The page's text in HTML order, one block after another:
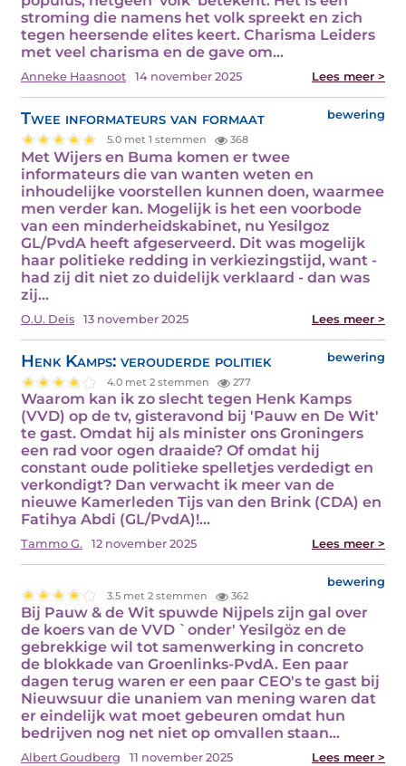
stroming die namens het volk spreekt en zich
tegen heersende elites keert. Charisma Leiders
met veel charisma en de gave om…
Anneke Haasnoot 14 november 2025 Lees meer >
Twee informateurs van formaat bewering
5.0 met 1 stemmen 368
Met Wijers en Buma komen er twee
informateurs die van wanten weten en
inhoudelijke voorstellen kunnen doen, waarmee
men verder kan. Mogelijk is het een voorbode
van een minderheidskabinet, nu Yesilgoz
GL/PvdA heeft afgeserveerd. Dit was mogelijk
haar politieke redding in verkiezingstijd, want -
had zij dit niet zo duidelijk verklaard - dan was
zij…
O.U. Deis 13 november 2025 Lees meer >
Henk Kamps: verouderde politiek bewering
4.0 met 2 stemmen 277
Waarom kan ik zo slecht tegen Henk Kamps
(VVD) op de tv, gisteravond bij 'Pauw en De Wit'
te gast. Omdat hij als minister ons Groningers
een rad voor ogen draaide? Of omdat hij
constant oude politieke spelletjes verdedigt en
verkondigt? Dan verwacht ik meer van de
nieuwe Kamerleden Tijs van den Brink (CDA) en
Fatihya Abdi (GL/PvdA)!…
Tammo G. 12 november 2025 Lees meer >
bewering
3.5 met 2 stemmen 362
Bij Pauw & de Wit spuwde Nijpels zijn gal over
de koers van de VVD `onder' Yesilgöz en de
gebrekkige wil tot samenwerking in concreto
de blokkade van Groenlinks-PvdA. Een paar
dagen terug waren er een paar CEO's te gast bij
Nieuwsuur die unaniem van mening waren dat
er eindelijk wat moet gebeuren omdat hun
bedrijven nog net niet op omvallen staan…
Albert Goudberg 11 november 2025 Lees meer >